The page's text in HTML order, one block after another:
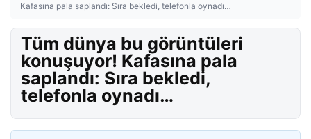
Kafasına pala saplandı: Sıra bekledi, telefonla oynadı…
Tüm dünya bu görüntüleri
konuşuyor! Kafasına pala
saplandı: Sıra bekledi,
telefonla oynadı…